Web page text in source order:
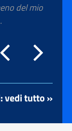
del mio
vedi tutto »